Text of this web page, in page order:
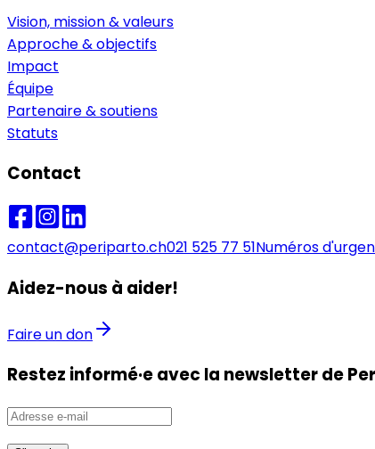
Vision, mission & valeurs
Approche & objectifs
Impact
Équipe
Partenaire & soutiens
Statuts
Contact
contact@periparto.ch021 525 77 51Numéros
Aidez-nous à aider!
Faire un don
Restez informé·e avec la newsletter de